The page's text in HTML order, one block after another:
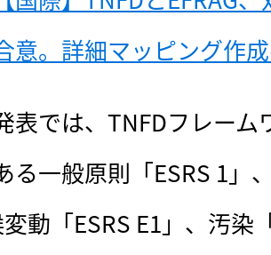
意。詳細マッピング作
表では、TNFDフレーム
る一般原則「ESRS 1」
動「ESRS E1」、汚染